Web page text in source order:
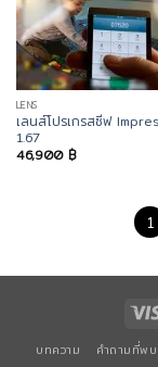
LENS
เลนส์โปรเกรสซีฟ
1.67
46,900 ฿
1
บทความ คำถามที่พบ